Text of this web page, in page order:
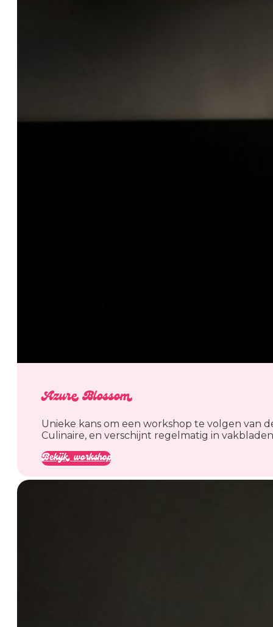
Azure Blossom
Unieke kans om een workshop te volgen van
Culinaire, en verschijnt regelmatig in
Bekijk workshop